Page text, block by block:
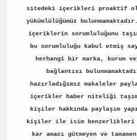
sitedeki içerikleri proaktif
yükümlülüğümüz
içeriklerin sorumluluğunu
bu sorumluluğu kabul etmiş
herhangi bir marka, kurum
bağlantısı
hazırladığımız makaleler
içerikler haber niteliği
kişiler hakkında paylaşım
kişiler ile isim benzerlikleri
kar amacı gütmeyen ve